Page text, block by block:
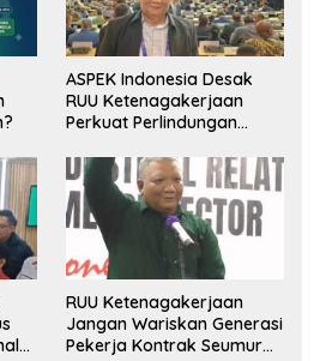
ASPEK Indonesia Desak
RUU Ketenagakerjaan
Perkuat Perlindungan
Pesangon
RUU Ketenagakerjaan
Jangan Wariskan Generasi
Pekerja Kontrak Seumur